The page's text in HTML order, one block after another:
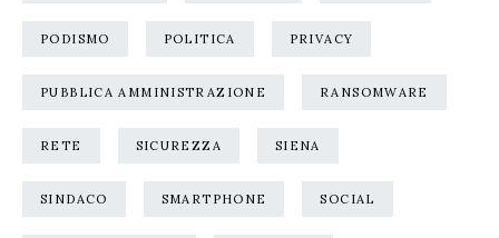
PODISMO POLITICA PRIVACY
PUBBLICA AMMINISTRAZIONE RANSOMWARE
RETE SICUREZZA SIENA
SINDACO SMARTPHONE SOCIAL